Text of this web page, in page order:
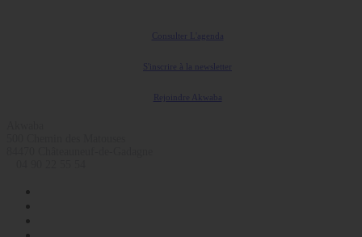
Consulter L'agenda
S'inscrire à la newsletter
Rejoindre Akwaba